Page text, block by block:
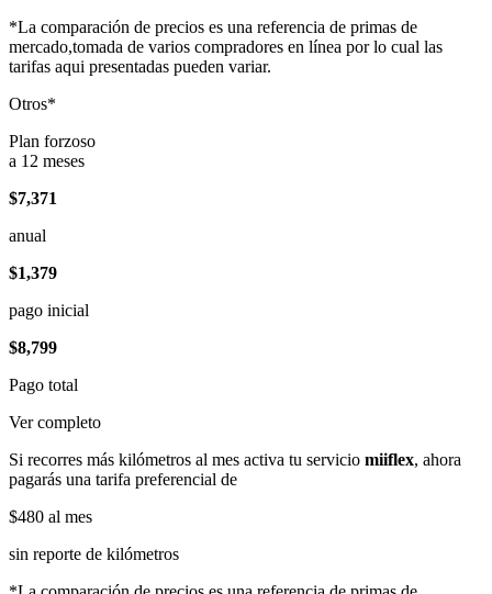
*La comparación de precios es una referencia de primas de
mercado,tomada de varios compradores en línea por lo cual las
tarifas aqui presentadas pueden variar.
Otros*
Plan forzoso
a 12 meses
$7,371
anual
$1,379
pago inicial
$8,799
Pago total
Ver completo
Si recorres más kilómetros al mes activa tu servicio miiflex, ahora
pagarás una tarifa preferencial de
$480 al mes
sin reporte de kilómetros